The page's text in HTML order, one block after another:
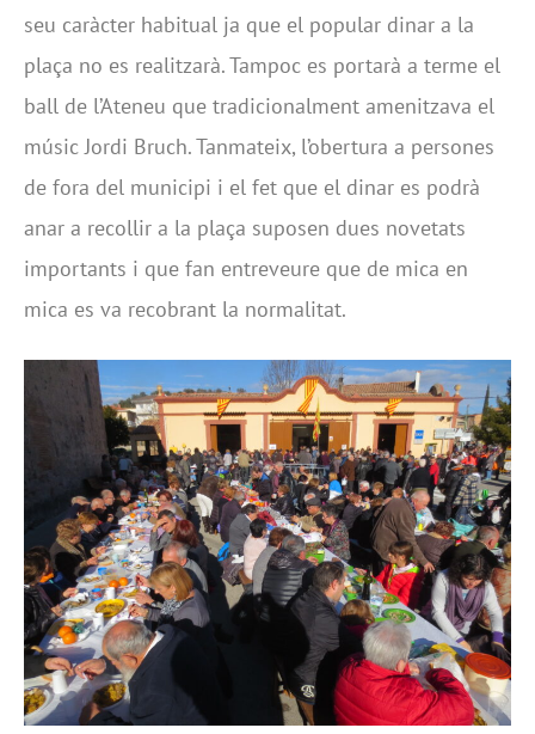
seu caràcter habitual ja que el popular dinar a la
plaça no es realitzarà. Tampoc es portarà a terme el
ball de l’Ateneu que tradicionalment amenitzava el
músic Jordi Bruch. Tanmateix, l’obertura a persones
de fora del municipi i el fet que el dinar es podrà
anar a recollir a la plaça suposen dues novetats
importants i que fan entreveure que de mica en
mica es va recobrant la normalitat.